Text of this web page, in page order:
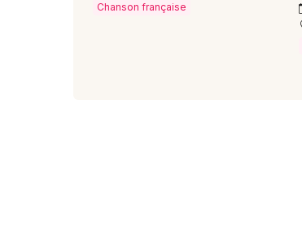
Chanson française